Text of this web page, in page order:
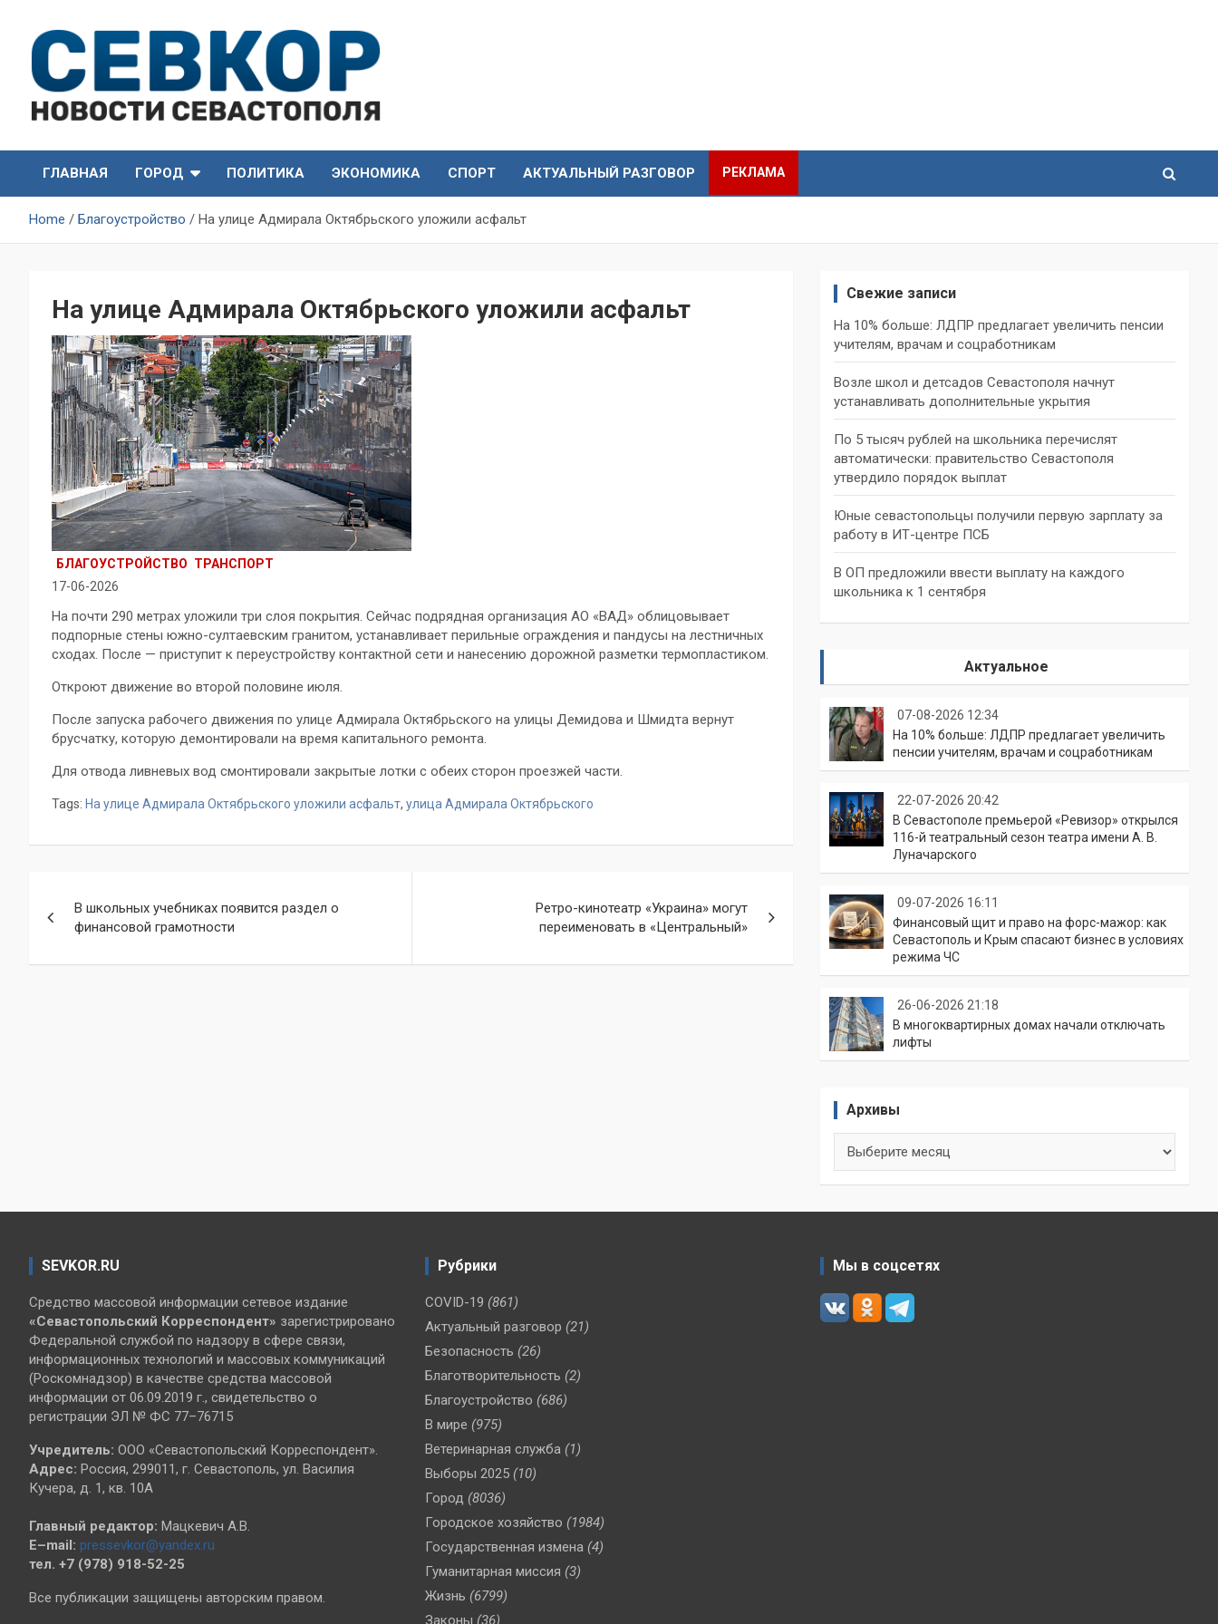
content
СевКор — Новости
Севастополя
Севастополя
ГЛАВНАЯ
ГОРОД ПОЛИТИКА ЭКОНОМИКА СПОРТ АКТУАЛЬНЫЙ РАЗГОВОР РЕКЛАМА
Home Благоустройство На улице Адмирала Октябрьского уложили асфальт
На улице Адмирала Октябрьского уложили асфальт
БЛАГОУСТРОЙСТВО ТРАНСПОРТ
17-06-2026
На почти 290 метрах уложили три слоя покрытия. Сейчас подрядная организация АО «ВАД» облицовывает
подпорные стены южно-султаевским гранитом, устанавливает перильные ограждения и пандусы на лестничных
сходах. После — приступит к переустройству контактной сети и нанесению дорожной разметки термопластиком.
Откроют движение во второй половине июля.
После запуска рабочего движения по улице Адмирала Октябрьского на улицы Демидова и Шмидта вернут
брусчатку, которую демонтировали на время капитального ремонта.
Для отвода ливневых вод смонтировали закрытые лотки с обеих сторон проезжей части.
Tags: На улице Адмирала Октябрьского уложили асфальт, улица Адмирала Октябрьского
по
записям
В школьных учебниках появится раздел о
финансовой грамотности
Ретро-кинотеатр «Украина» могут
переименовать в «Центральный»
Свежие записи
На 10% больше: ЛДПР предлагает увеличить пенсии
учителям, врачам и соцработникам
Возле школ и детсадов Севастополя начнут
устанавливать дополнительные укрытия
По 5 тысяч рублей на школьника перечислят
автоматически: правительство Севастополя
утвердило порядок выплат
Юные севастопольцы получили первую зарплату за
работу в ИТ-центре ПСБ
В ОП предложили ввести выплату на каждого
школьника к 1 сентября
Актуальное
07-08-2026 12:34
На 10% больше: ЛДПР предлагает увеличить
пенсии учителям, врачам и соцработникам
22-07-2026 20:42
В Севастополе премьерой «Ревизор» открылся
116-й театральный сезон театра имени А. В.
Луначарского
09-07-2026 16:11
Финансовый щит и право на форс-мажор: как
Севастополь и Крым спасают бизнес в условиях
режима ЧС
26-06-2026 21:18
В многоквартирных домах начали отключать
лифты
Архивы
SEVKOR.RU
Средство массовой информации сетевое издание
«Севастопольский Корреспондент» зарегистрировано
Федеральной службой по надзору в сфере связи,
информационных технологий и массовых коммуникаций
(Роскомнадзор) в качестве средства массовой
информации от 06.09.2019 г., свидетельство о
регистрации ЭЛ № ФС 77–76715
Учредитель: ООО «Севастопольский Корреспондент».
Адрес: Россия, 299011, г. Севастополь, ул. Василия
Кучера, д. 1, кв. 10А
Главный редактор: Мацкевич А.В.
E–mail: pressevkor@yandex.ru
тел. +7 (978) 918-52-25
Все публикации защищены авторским правом.
Рубрики
COVID-19 (861)
Актуальный разговор (21)
Безопасность (26)
Благотворительность (2)
Благоустройство (686)
В мире (975)
Ветеринарная служба (1)
Выборы 2025 (10)
Город (8036)
Городское хозяйство (1984)
Государственная измена (4)
Гуманитарная миссия (3)
Жизнь (6799)
Законы (36)
Мы в соцсетях